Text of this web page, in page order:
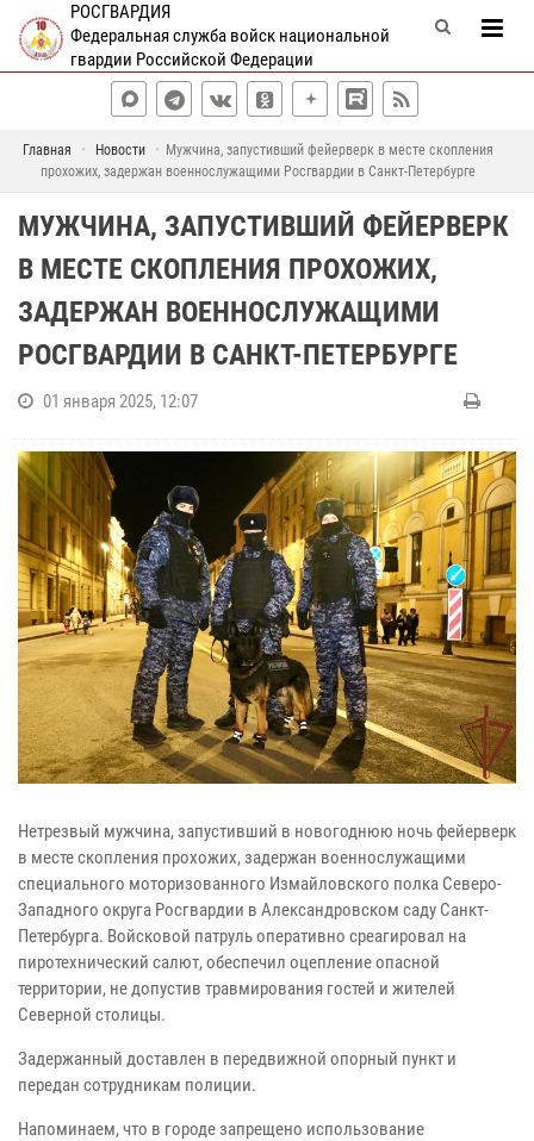
РОСГВАРДИЯ
Федеральная служба войск национальной
гвардии Российской Федерации
Главная Новости
Мужчина, запустивший фейерверк в месте скопления
прохожих, задержан военнослужащими Росгвардии в Санкт-Петербурге
МУЖЧИНА, ЗАПУСТИВШИЙ ФЕЙЕРВЕРК
В МЕСТЕ СКОПЛЕНИЯ ПРОХОЖИХ,
ЗАДЕРЖАН ВОЕННОСЛУЖАЩИМИ
РОСГВАРДИИ В САНКТ-ПЕТЕРБУРГЕ
01 января 2025, 12:07
Нетрезвый мужчина, запустивший в новогоднюю ночь фейерверк
в месте скопления прохожих, задержан военнослужащими
специального моторизованного Измайловского полка Северо-
Западного округа Росгвардии в Александровском саду Санкт-
Петербурга. Войсковой патруль оперативно среагировал на
пиротехнический салют, обеспечил оцепление опасной
территории, не допустив травмирования гостей и жителей
Северной столицы.
Задержанный доставлен в передвижной опорный пункт и
передан сотрудникам полиции.
Напоминаем, что в городе запрещено использование